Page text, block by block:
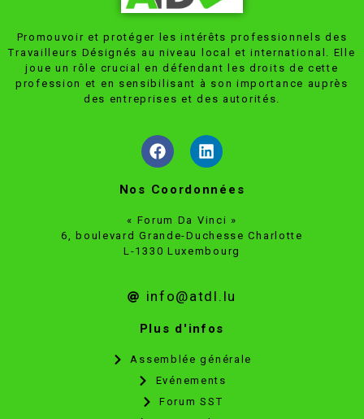
Promouvoir et protéger les intérêts professionnels des
Travailleurs Désignés au niveau local et international. Elle
joue un rôle crucial en défendant les droits de cette
profession et en sensibilisant à son importance auprès
des entreprises et des autorités.
Nos Coordonnées
« Forum Da Vinci »
6, boulevard Grande-Duchesse Charlotte
L-1330 Luxembourg
info@atdl.lu
Plus d'infos
Assemblée générale
Evénements
Forum SST